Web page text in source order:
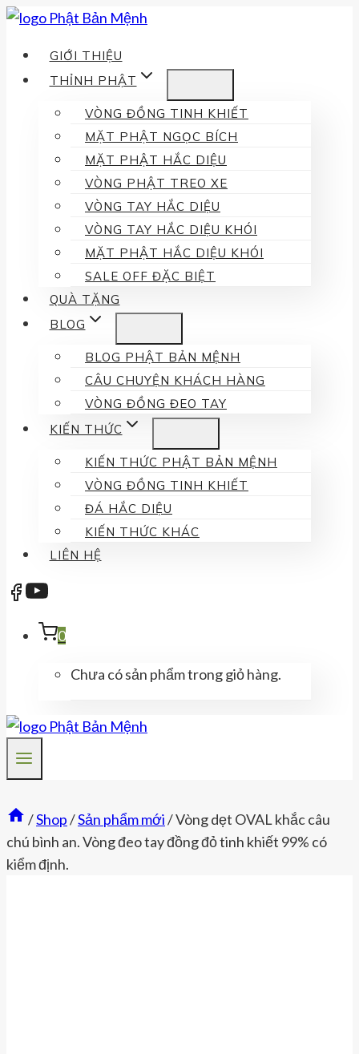
Skip
contentGIỚI THIỆU
THỈNH PHẬT
VÒNG ĐỒNG TINH KHIẾT
MẶT PHẬT NGỌC BÍCH
MẶT PHẬT HẮC DIỆU
VÒNG PHẬT TREO XE
VÒNG TAY HẮC DIỆU
VÒNG TAY HẮC DIỆU KHÓI
MẶT PHẬT HẮC DIỆU KHÓI
SALE OFF ĐẶC BIỆT
QUÀ TẶNG
BLOG
BLOG PHẬT BẢN MỆNH
CÂU CHUYỆN KHÁCH HÀNG
VÒNG ĐỒNG ĐEO TAY
KIẾN THỨC
KIẾN THỨC PHẬT BẢN MỆNH
VÒNG ĐỒNG TINH KHIẾT
ĐÁ HẮC DIỆU
KIẾN THỨC KHÁC
LIÊN HỆ
0
Chưa có sản phẩm trong giỏ hàng.
/Shop/Sản phẩm mới/Vòng dẹt OVAL khắc câu
chú bình an. Vòng đeo tay đồng đỏ tinh khiết 99% có
kiểm định.